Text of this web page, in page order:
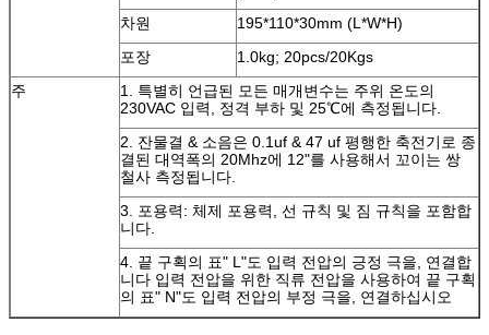
차원
195*110*30mm (L*W*H)
포장
1.0kg; 20pcs/20Kgs
주
1. 특별히 언급된 모든 매개변수는 주위 온도의
230VAC 입력, 정격 부하 및 25℃에 측정됩니다.
2. 잔물결 & 소음은 0.1uf & 47 uf 평행한 축전기로 종
결된 대역폭의 20Mhz에 12"를 사용해서 꼬이는 쌍
철사 측정됩니다.
3.
포용력: 체제 포용력, 선 규칙 및 짐 규칙을 포함합
니다.
4. 끝 구획의 표" L"도 입력 전압의 긍정 극을, 연결합
니다 입력 전압을 위한 직류 전압을 사용하여 끝 구획
의 표" N"도 입력 전압의 부정 극을, 연결하십시오